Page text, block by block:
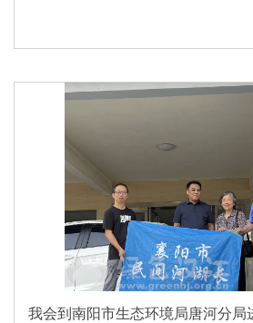
我会到南阳市生态环境局唐河分局